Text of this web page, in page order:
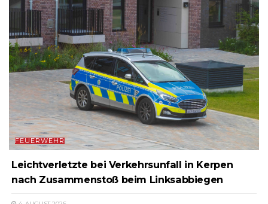
FEUERWEHR
Leichtverletzte bei Verkehrsunfall in Kerpen
nach Zusammenstoß beim Linksabbiegen